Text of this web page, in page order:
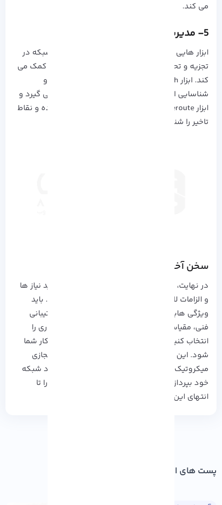
می کند.
5- مدیریت و نظارت ترافیک شبکه
ابزار هایی مانند Torch و Traceroute به مدیران شبکه در
تجزیه و تحلیل و عیب یابی دقیق ترافیک داده ها کمک می
کند. ابزار Torch برای مشاهده نوع و حجم ترافیک و
شناسایی الگو های ترافیکی مورد استفاده قرار می گیرد و
ابزار Traceroute مسیر انتقال داده ها را نشان داده و نقاط
تاخیر را شناسایی می کند.
سخن آخر
در نهایت، برای انتخاب سرور مجازی میکروتیک، باید نیاز ها
و الزامات لازم برای انجام کار خود را در نظر بگیرید. باید
ویژگی هایی مانند منابع سخت افزاری، امنیت، پشتیبانی
فنی، مقیاس پذیری و قیمت را بررسی کرده و سروری را
انتخاب کنید که موجب افزایش بهره وری کسب و کار شما
شود. این نکات را در نظر بگیرید و از مزایا سرور مجازی
میکروتیک بهره مند شده و به بهینه سازی عملکرد شبکه
خود بپردازید. از تمامی همراهان آذرسیسی که ما را تا
انتهای این مقاله همراهی کردند متشکریم!
پست های اخیر